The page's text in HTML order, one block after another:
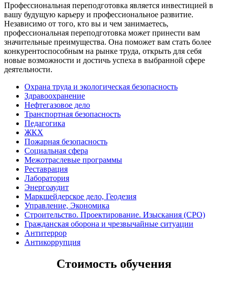
Профессиональная переподготовка является инвестицией в
вашу будущую карьеру и профессиональное развитие.
Независимо от того, кто вы и чем занимаетесь,
профессиональная переподготовка может принести вам
значительные преимущества. Она поможет вам стать более
конкурентоспособным на рынке труда, открыть для себя
новые возможности и достичь успеха в выбранной сфере
деятельности.
Охрана труда и экологическая безопасность
Здравоохранение
Нефтегазовое дело
Транспортная безопасность
Педагогика
ЖКХ
Пожарная безопасность
Социальная сфера
Межотраслевые программы
Реставрация
Лаборатория
Энергоаудит
Маркшейдерское дело, Геодезия
Управление, Экономика
Строительство. Проектирование. Изыскания (СРО)
Гражданская оборона и чрезвычайные ситуации
Антитеррор
Антикоррупция
Стоимость обучения